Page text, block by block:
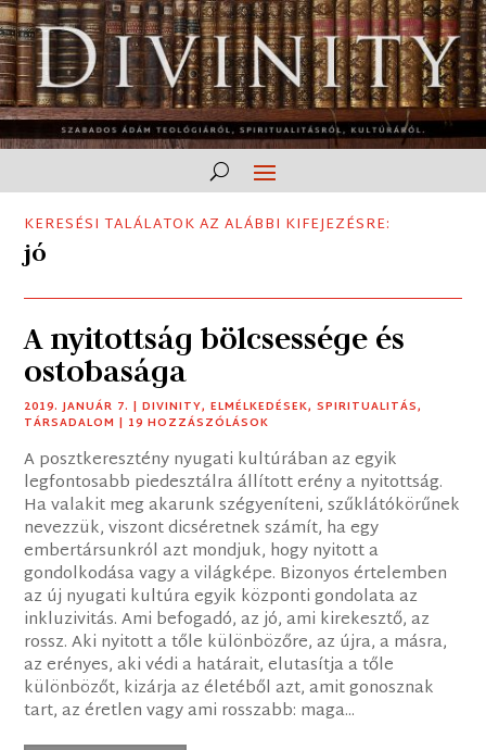
KERESÉSI TALÁLATOK AZ ALÁBBI KIFEJEZÉSRE:
jó
A nyitottság bölcsessége és
ostobasága
2019. JANUÁR 7. |DIVINITY,ELMÉLKEDÉSEK,SPIRITUALITÁS,
TÁRSADALOM | 19 HOZZÁSZÓLÁSOK
A posztkeresztény nyugati kultúrában az egyik
legfontosabb piedesztálra állított erény a nyitottság.
Ha valakit meg akarunk szégyeníteni, szűklátókörűnek
nevezzük, viszont dicséretnek számít, ha egy
embertársunkról azt mondjuk, hogy nyitott a
gondolkodása vagy a világképe. Bizonyos értelemben
az új nyugati kultúra egyik központi gondolata az
inkluzivitás. Ami befogadó, az jó, ami kirekesztő, az
rossz. Aki nyitott a tőle különbözőre, az újra, a másra,
az erényes, aki védi a határait, elutasítja a tőle
különbözőt, kizárja az életéből azt, amit gonosznak
tart, az éretlen vagy ami rosszabb: maga...